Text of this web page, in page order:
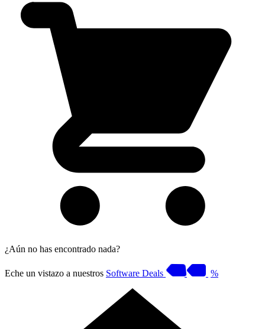
¿Aún no has encontrado nada?
Eche un vistazo a nuestros Software Deals %